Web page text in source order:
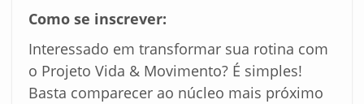
Como se inscrever:
Interessado em transformar sua rotina com
o Projeto Vida & Movimento? É simples!
Basta comparecer ao núcleo mais próximo